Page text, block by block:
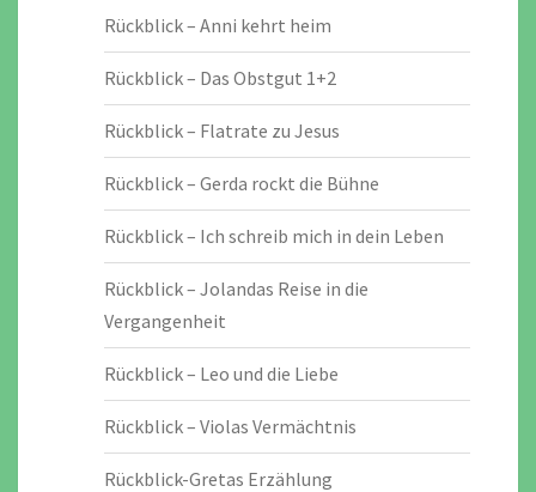
Rückblick – Anni kehrt heim
Rückblick – Das Obstgut 1+2
Rückblick – Flatrate zu Jesus
Rückblick – Gerda rockt die Bühne
Rückblick – Ich schreib mich in dein Leben
Rückblick – Jolandas Reise in die
Vergangenheit
Rückblick – Leo und die Liebe
Rückblick – Violas Vermächtnis
Rückblick-Gretas Erzählung